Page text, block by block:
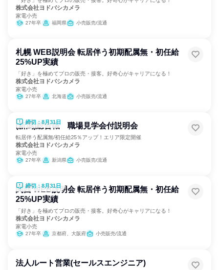
株式会社ヨドバシカメラ
家電小売
27年卒 福岡県 小売販売/流通
札幌 WEB説明会 転居伴う初期配属無・初任給
25%UP実績
「好き」を極めてプロの販売・接客。好奇心がキャリアになる！
株式会社ヨドバシカメラ
家電小売
27年卒 北海道 小売販売/流通
締切：8月31日
(新潟)総合職 職場見学会付説明会
転居伴う配属無/初任給25％アップ！エリア限定開催
株式会社ヨドバシカメラ
家電小売
27年卒 新潟県 小売販売/流通
締切：8月31日
関西 WEB説明会 転居伴う初期配属無・初任給
25%UP実績
「好き」を極めてプロの販売・接客。好奇心がキャリアになる！
株式会社ヨドバシカメラ
家電小売
27年卒 京都府、大阪府 小売販売/流通
法人ルート営業(セールスエンジニア)